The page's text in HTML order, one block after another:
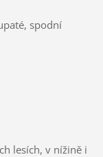
spodní
lesích, v nížině i